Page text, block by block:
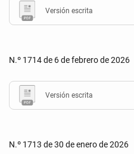
Versión escrita
N.º 1714 de 6 de febrero de 2026
Versión escrita
N.º 1713 de 30 de enero de 2026